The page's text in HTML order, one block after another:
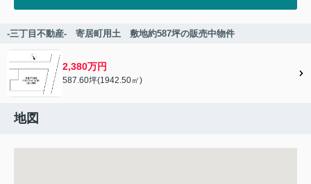
-三丁目不動産- 寄居町用土 敷地約587坪の販売中物件
2,380万円
587.60坪(1942.50㎡)
地図